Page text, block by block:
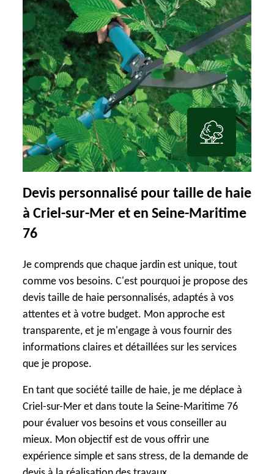
Devis personnalisé pour taille de haie
à Criel-sur-Mer et en Seine-Maritime
76
Je comprends que chaque jardin est unique, tout
comme vos besoins. C'est pourquoi je propose des
devis taille de haie personnalisés, adaptés à vos
attentes et à votre budget. Mon approche est
transparente, et je m'engage à vous fournir des
informations claires et détaillées sur les services
que je propose.
En tant que société taille de haie, je me déplace à
Criel-sur-Mer et dans toute la Seine-Maritime 76
pour évaluer vos besoins et vous conseiller au
mieux. Mon objectif est de vous offrir une
expérience simple et sans stress, de la demande de